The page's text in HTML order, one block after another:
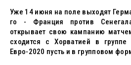
Уже 14 июня на поле выходят
го - Франция против
открывает свою кампанию
сходится с Хорватией в
Евро-2020 пусть и в групповом